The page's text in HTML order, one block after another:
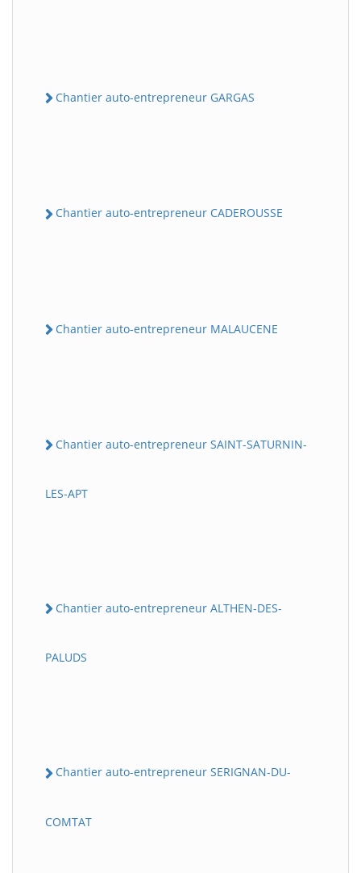
Chantier auto-entrepreneur GARGAS
Chantier auto-entrepreneur CADEROUSSE
Chantier auto-entrepreneur MALAUCENE
Chantier auto-entrepreneur SAINT-SATURNIN-
LES-APT
Chantier auto-entrepreneur ALTHEN-DES-
PALUDS
Chantier auto-entrepreneur SERIGNAN-DU-
COMTAT